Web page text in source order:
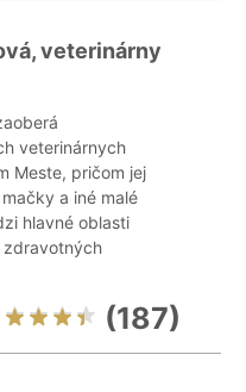
veterinárny
veterinárnych
Meste, pričom jej
a iné malé
hlavné oblasti
zdravotných
(187)